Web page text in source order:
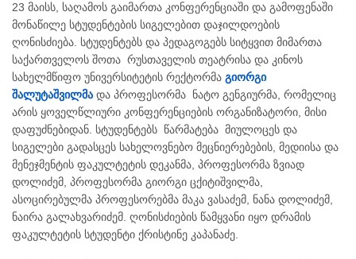
23 მაისს, საღამოს გაიმართა კონფერენციაში და გამოფენაში
მონაწილე სტუდენტების სიგელებით დაჯილდოების
ღონისძიება. სტუდენტებს და პედაგოგებს სიტყვით მიმართა
საქართველოს შოთა რუსთაველის თეატრისა და კინოს
სახელმწიფო უნივერსიტეტის რექტორმა გიორგი
შალუტაშვილმა და პროფესორმა ნატო გენგიურმა, რომელიც
არის ყოველწლიური კონფერენციების ორგანიზატორი, მისი
დაფუძნებიდან. სტუდენტებს წარმატება მიულოცეს და
სიგელები გადასცეს სახელოვნებო მეცნიერებების, მედიისა და
მენეჯმენტის ფაკულტეტის დეკანმა, პროფესორმა ზვიად
დოლიძემ, პროფესორმა გიორგი ცქიტიშვილმა,
ასოცირებულმა პროფესორებმა მაკა ვასაძემ, ნანა დოლიძემ,
ნაირა გალახვარიძემ. ღონისძიების წამყვანი იყო დრამის
ფაკულტეტის სტუდენტი ქრისტინე კაპანაძე.